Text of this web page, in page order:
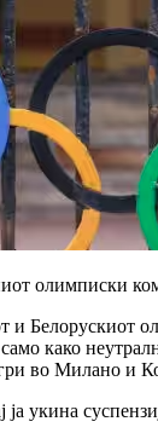
олимписки
и Белорускиот
само како
во Милано и
укина